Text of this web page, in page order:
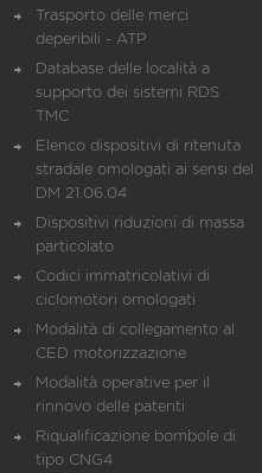
Trasporto delle merci
deperibili - ATP
Database delle località a
supporto dei sistemi RDS
TMC
Elenco dispositivi di ritenuta
stradale omologati ai sensi del
DM 21.06.04
Dispositivi riduzioni di massa
particolato
Codici immatricolativi di
ciclomotori omologati
Modalità di collegamento al
CED motorizzazione
Modalità operative per il
rinnovo delle patenti
Riqualificazione bombole di
tipo CNG4